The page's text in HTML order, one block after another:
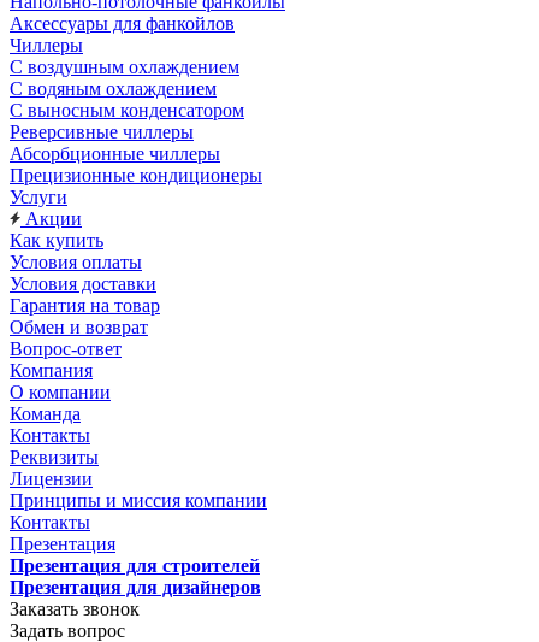
Аксессуары для фанкойлов
Чиллеры
С воздушным охлаждением
С водяным охлаждением
С выносным конденсатором
Реверсивные чиллеры
Абсорбционные чиллеры
Прецизионные кондиционеры
Услуги
Акции
Как купить
Условия оплаты
Условия доставки
Гарантия на товар
Обмен и возврат
Вопрос-ответ
Компания
О компании
Команда
Контакты
Реквизиты
Лицензии
Принципы и миссия компании
Контакты
Презентация
Презентация для строителей
Презентация для дизайнеров
Заказать звонок
Задать вопрос